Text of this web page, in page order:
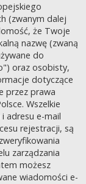
(zwanym dalej
że Twoje
nazwę (zwaną
do
oraz osobisty,
dotyczące
przez prawa
Wszelkie
adresu e-mail
rejestracji, są
zarządzania
możesz
wiadomości e-